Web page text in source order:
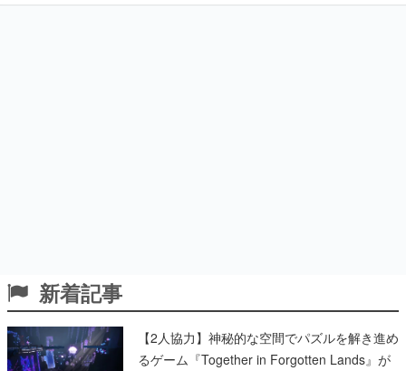
新着記事
【2人協力】神秘的な空間でパズルを解き進め
るゲーム『Together in Forgotten Lands』が